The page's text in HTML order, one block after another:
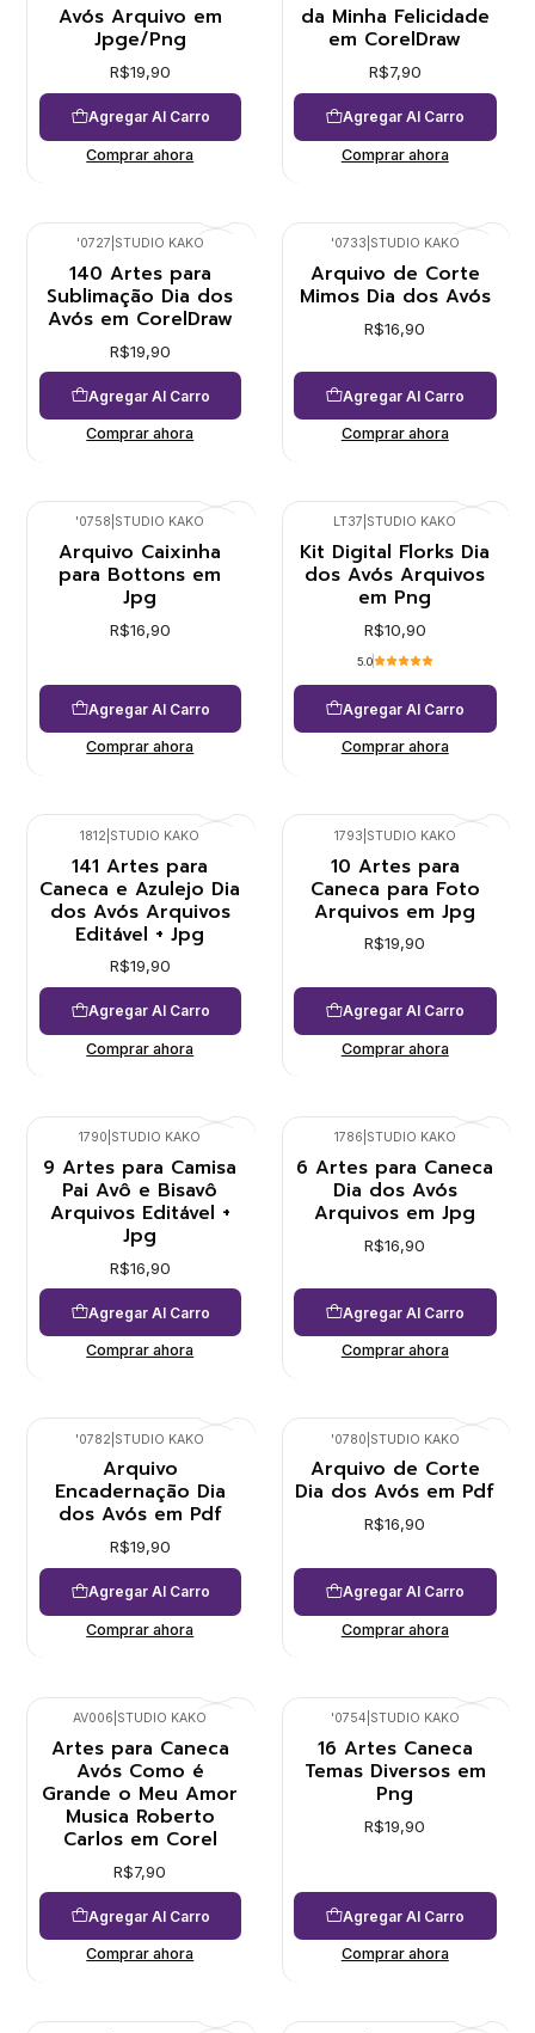
Avós Arquivo em
Jpge/Png
R$19,90
Agregar Al Carro
Comprar ahora
da Minha Felicidade
em CorelDraw
R$7,90
Agregar Al Carro
Comprar ahora
'0727 STUDIO KAKO
140 Artes para
Sublimação Dia dos
Avós em CorelDraw
R$19,90
Agregar Al Carro
Comprar ahora
'0733 STUDIO KAKO
Arquivo de Corte
Mimos Dia dos Avós
R$16,90
Agregar Al Carro
Comprar ahora
'0758 STUDIO KAKO
Arquivo Caixinha
para Bottons em
Jpg
R$16,90
Agregar Al Carro
Comprar ahora
LT37 STUDIO KAKO
Kit Digital Florks Dia
dos Avós Arquivos
em Png
R$10,90
5.0
Agregar Al Carro
Comprar ahora
1812 STUDIO KAKO
141 Artes para
Caneca e Azulejo Dia
dos Avós Arquivos
Editável + Jpg
R$19,90
Agregar Al Carro
Comprar ahora
1793 STUDIO KAKO
10 Artes para
Caneca para Foto
Arquivos em Jpg
R$19,90
Agregar Al Carro
Comprar ahora
1790 STUDIO KAKO
9 Artes para Camisa
Pai Avô e Bisavô
Arquivos Editável +
Jpg
R$16,90
Agregar Al Carro
Comprar ahora
1786 STUDIO KAKO
6 Artes para Caneca
Dia dos Avós
Arquivos em Jpg
R$16,90
Agregar Al Carro
Comprar ahora
'0782 STUDIO KAKO
Arquivo
Encadernação Dia
dos Avós em Pdf
R$19,90
Agregar Al Carro
Comprar ahora
'0780 STUDIO KAKO
Arquivo de Corte
Dia dos Avós em Pdf
R$16,90
Agregar Al Carro
Comprar ahora
AV006 STUDIO KAKO
Artes para Caneca
Avós Como é
Grande o Meu Amor
Musica Roberto
Carlos em Corel
R$7,90
Agregar Al Carro
Comprar ahora
'0754 STUDIO KAKO
16 Artes Caneca
Temas Diversos em
Png
R$19,90
Agregar Al Carro
Comprar ahora